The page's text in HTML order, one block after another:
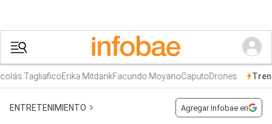
TagliaficoErika MitdankFacundo MoyanoCaputoDrones
ENTRETENIMIENTO Agregar Infobae en